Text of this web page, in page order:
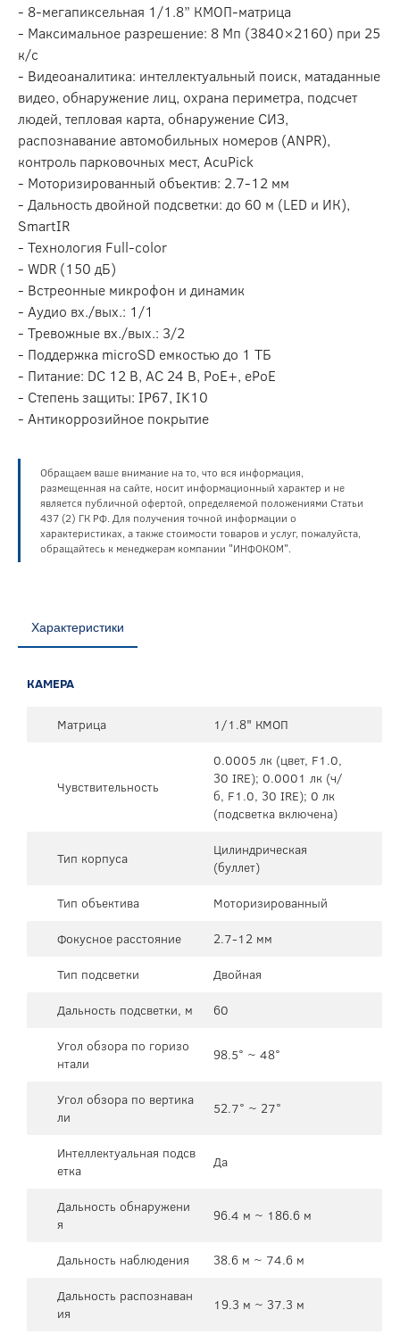
- 8-мегапиксельная 1/1.8” КМОП-матрица
- Максимальное разрешение: 8 Мп (3840×2160) при 25
к/с
- Видеоаналитика: интеллектуальный поиск, матаданные
видео, обнаружение лиц, охрана периметра, подсчет
людей, тепловая карта, обнаружение СИЗ,
распознавание автомобильных номеров (ANPR),
контроль парковочных мест, AcuPick
- Моторизированный объектив: 2.7-12 мм
- Дальность двойной подсветки: до 60 м (LED и ИК),
SmartIR
- Технология Full-color
- WDR (150 дБ)
- Встреонные микрофон и динамик
- Аудио вх./вых.: 1/1
- Тревожные вх./вых.: 3/2
- Поддержка microSD емкостью до 1 ТБ
- Питание: DC 12 В, AC 24 В, PoE+, ePoE
- Степень защиты: IP67, IK10
- Антикоррозийное покрытие
Обращаем ваше внимание на то, что вся информация,
размещенная на сайте, носит информационный характер и не
является публичной офертой, определяемой положениями Статьи
437 (2) ГК РФ. Для получения точной информации о
характеристиках, а также стоимости товаров и услуг, пожалуйста,
обращайтесь к менеджерам компании "ИНФОКОМ".
Характеристики
КАМЕРА
Матрица 1/1.8" КМОП
Чувствительность
0.0005 лк (цвет, F1.0,
30 IRE); 0.0001 лк (ч/
б, F1.0, 30 IRE); 0 лк
(подсветка включена)
Тип корпуса
Цилиндрическая
(буллет)
Тип объектива
Моторизированный
Фокусное расстояние
2.7-12 мм
Тип подсветки
Двойная
Дальность подсветки, м
60
Угол обзора по горизо
нтали
98.5° ~ 48°
Угол обзора по вертика
ли
52.7° ~ 27°
Интеллектуальная подсв
етка
Да
Дальность обнаружени
я
96.4 м ~ 186.6 м
Дальность наблюдения
38.6 м ~ 74.6 м
Дальность распознаван
ия
19.3 м ~ 37.3 м